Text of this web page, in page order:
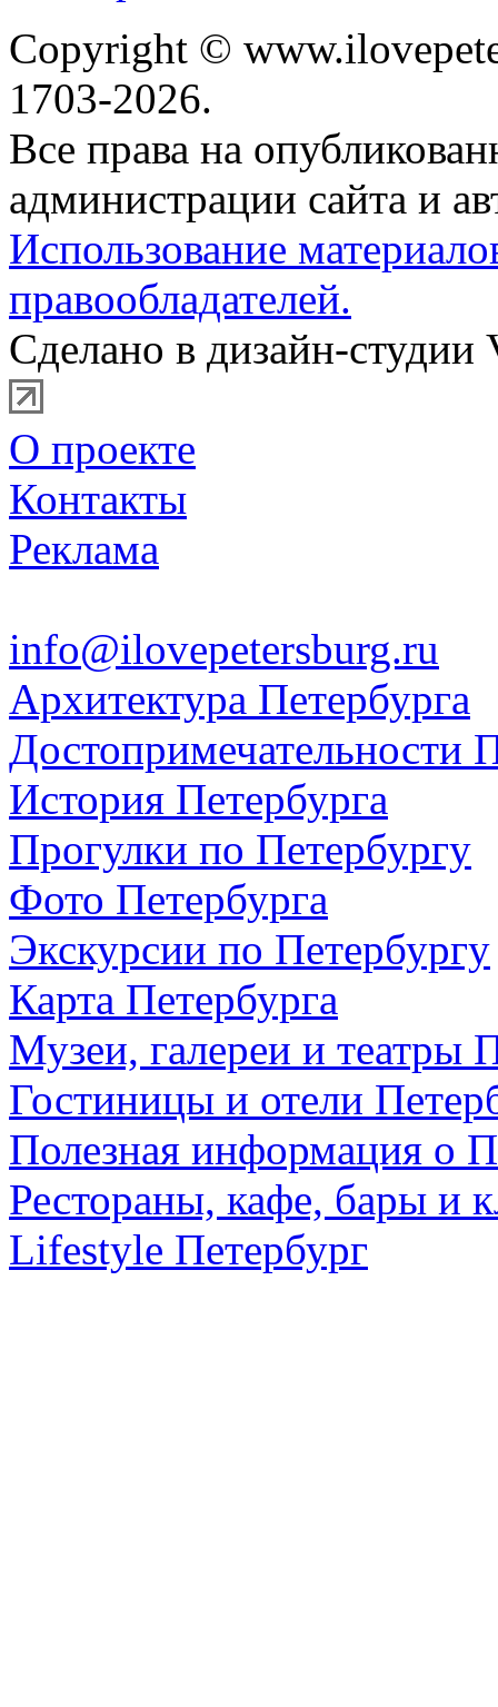
Copyright ©
1703-2026.
Все права на
администрации сайта и
Использование
правообладателей.
Сделано в дизайн-студии
О проекте
Контакты
Реклама
info@ilovepetersburg.ru
Архитектура Петербурга
Достопримечательности
История Петербурга
Прогулки по Петербургу
Фото Петербурга
Экскурсии по Петербургу
Карта Петербурга
Музеи, галереи и театры
Гостиницы и отели
Полезная информация о
Рестораны, кафе, бары и
Lifestyle Петербург